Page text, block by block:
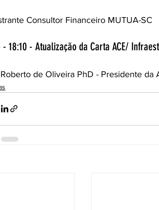
Consultor Financeiro MUTUA-SC
- 18:10 - Atualização da Carta ACE/
de Oliveira PhD - Presidente da